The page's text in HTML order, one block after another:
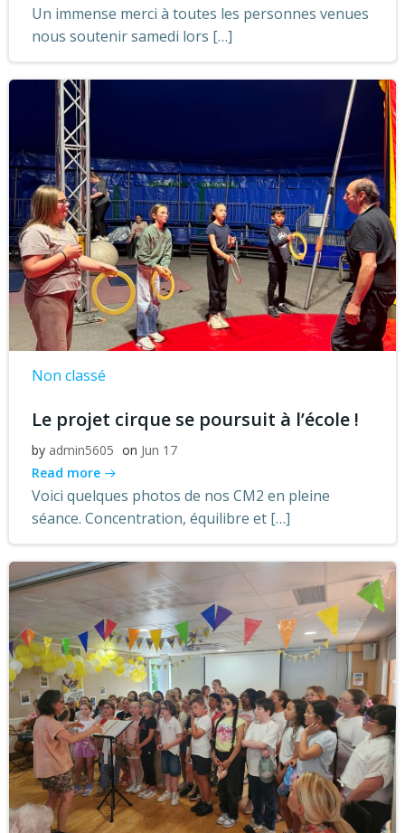
Un immense merci à toutes les personnes venues
nous soutenir samedi lors […]
Non classé
Le projet cirque se poursuit à l’école !
by admin5605 on Jun 17
Read more
Voici quelques photos de nos CM2 en pleine
séance. Concentration, équilibre et […]